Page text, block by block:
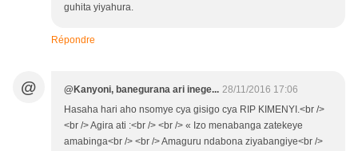
guhita yiyahura.
Répondre
@ @Kanyoni, banegurana ari inege... 28/11/2016 17:06
Hasaha hari aho nsomye cya gisigo cya RIP KIMENYI.<br />
<br /> Agira ati :<br /> <br /> « Izo menabanga zatekeye
amabinga<br /> <br /> Amaguru ndabona ziyabangiye<br />